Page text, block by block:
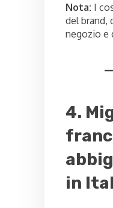
Nota: I
del brand,
negozio e
4.
in